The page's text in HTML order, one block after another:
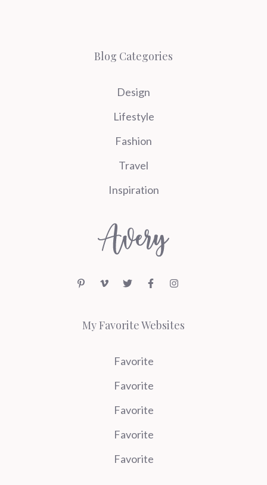
Blog Categories
Design
Lifestyle
Fashion
Travel
Inspiration
My Favorite Websites
Favorite
Favorite
Favorite
Favorite
Favorite